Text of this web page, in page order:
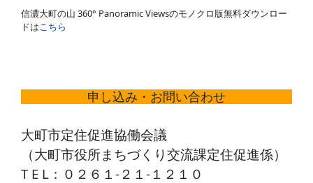
信濃大町の山 360° Panoramic Viewsのモノクロ版無料ダウンロー
ドはこちら
申し込み・お問い合わせ
大町市定住促進協働会議
（大町市役所まちづくり交流課定住促進係）
T E L：０２６１-２１-１２１０